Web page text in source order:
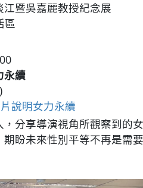
暨吳嘉麗教授紀念展
區
永續
說明女力永續
分享導演視角所觀察到的
盼未來性別平等不再是需